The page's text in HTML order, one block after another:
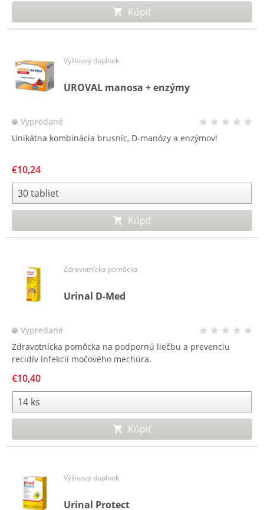
Kúpiť
Výživový doplnok
UROVAL manosa + enzýmy
Vypredané
Unikátna kombinácia brusníc, D-manózy a enzýmov!
€10,24
Kúpiť
Zdravotnícka pomôcka
Urinal D-Med
Vypredané
Zdravotnícka pomôcka na podpornú liečbu a prevenciu
recidív infekcií močového mechúra.
€10,40
Kúpiť
Výživový doplnok
Urinal Protect